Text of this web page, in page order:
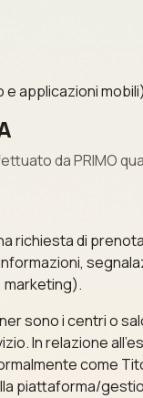
applicazioni
da PRIMO
richiesta di
marketing).
sono i centri o
In relazione
come
piattaforma/